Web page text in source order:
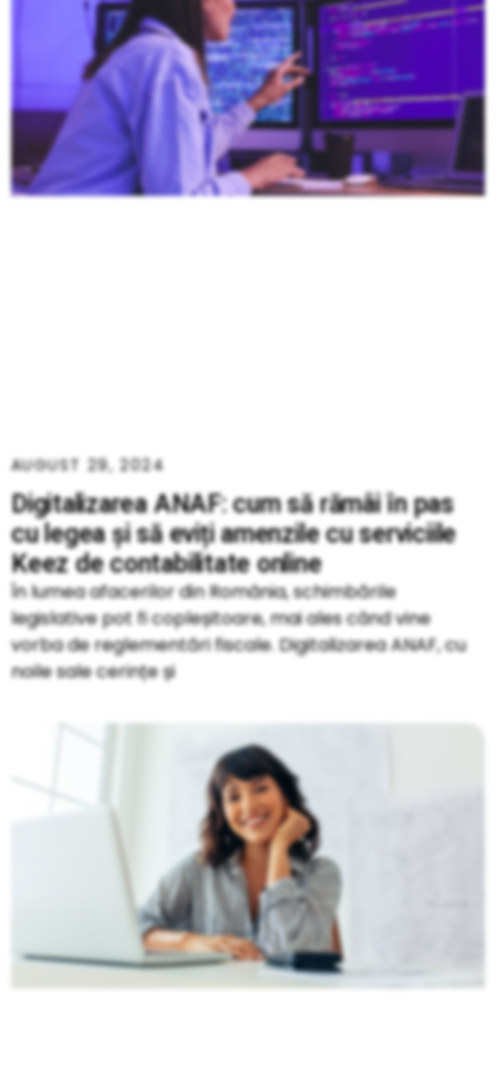
Digitalizarea ANAF: cum să rămâi în pas
cu legea și să eviți amenzile cu serviciile
Keez de contabilitate online
AUGUST 29, 2024
În lumea afacerilor din România, schimbările
legislative pot fi copleșitoare, mai ales când vine
vorba de reglementări fiscale. Digitalizarea ANAF, cu
noile sale cerințe și